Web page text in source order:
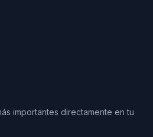
importantes directamente en tu